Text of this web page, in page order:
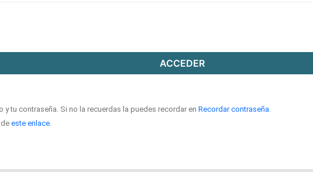
ACCEDER
tu contraseña. Si no la recuerdas la puedes recordar en Recordar contraseña.
este enlace.